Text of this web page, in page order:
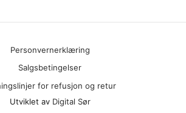
Personvernerklæring
Salgsbetingelser
for refusjon og retur
Utviklet av Digital Sør